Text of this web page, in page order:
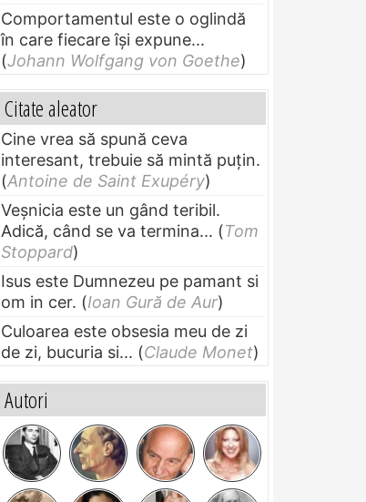
Comportamentul este o oglindă
în care fiecare își expune...
(Johann Wolfgang von Goethe)
Citate aleator
Cine vrea să spună ceva
interesant, trebuie să mintă puțin.
(Antoine de Saint Exupéry)
Veșnicia este un gând teribil.
Adică, când se va termina... (Tom
Stoppard)
Isus este Dumnezeu pe pamant si
om in cer. (Ioan Gură de Aur)
Culoarea este obsesia meu de zi
de zi, bucuria si... (Claude Monet)
Autori